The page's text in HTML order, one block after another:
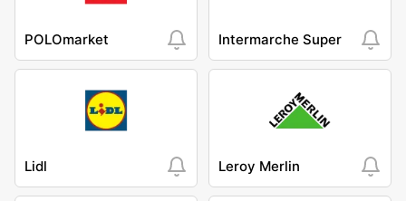
POLOmarket Intermarche Super
Lidl Leroy Merlin